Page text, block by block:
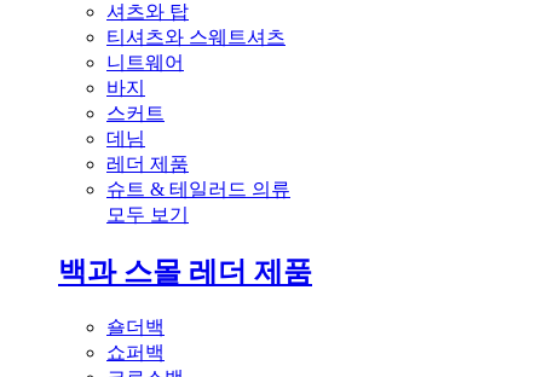
셔츠와 탑
티셔츠와 스웨트셔츠
니트웨어
바지
스커트
데님
레더 제품
슈트 & 테일러드 의류
모두 보기
백과 스몰 레더 제품
숄더백
쇼퍼백